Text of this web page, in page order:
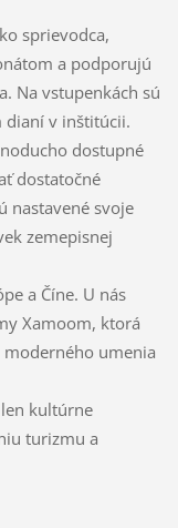
sprievodca,
a podporujú
Na vstupenkách sú
v inštitúcii.
dostupné
dostatočné
nastavené svoje
zemepisnej
a Číne. U nás
Xamoom, ktorá
umenia
kultúrne
turizmu a